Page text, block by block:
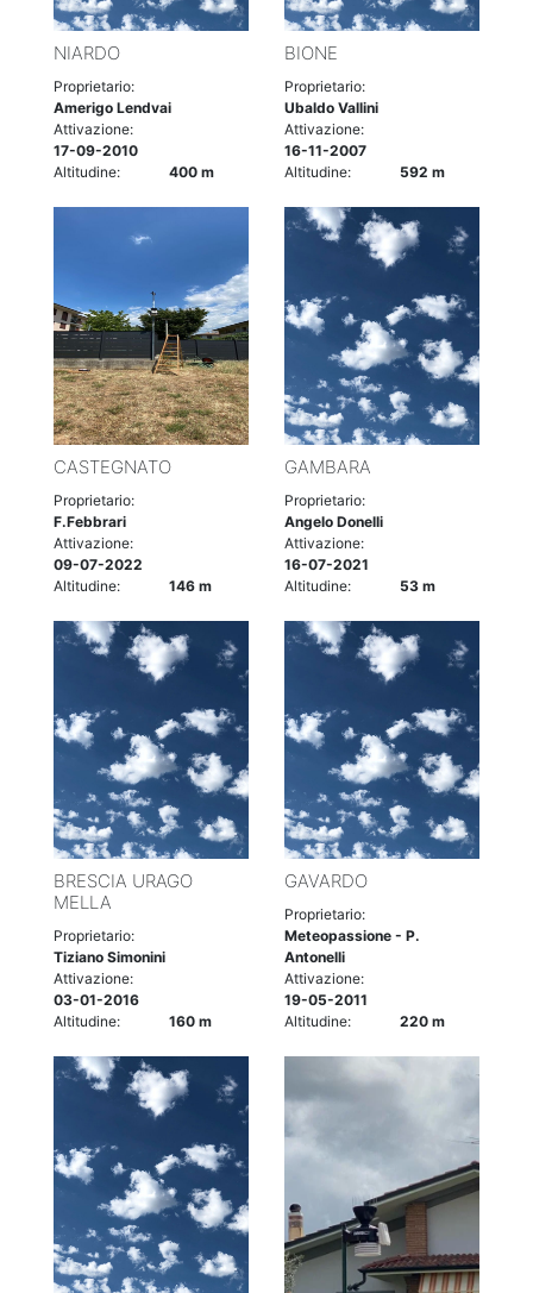
NIARDO
Proprietario:
Amerigo Lendvai
Attivazione:
17-09-2010
Altitudine:
400 m
BIONE
Proprietario:
Ubaldo Vallini
Attivazione:
16-11-2007
Altitudine:
592 m
CASTEGNATO
Proprietario:
F.Febbrari
Attivazione:
09-07-2022
Altitudine:
146 m
GAMBARA
Proprietario:
Angelo Donelli
Attivazione:
16-07-2021
Altitudine:
53 m
BRESCIA URAGO
MELLA
Proprietario:
Tiziano Simonini
Attivazione:
03-01-2016
Altitudine:
160 m
GAVARDO
Proprietario:
Meteopassione - P.
Antonelli
Attivazione:
19-05-2011
Altitudine:
220 m